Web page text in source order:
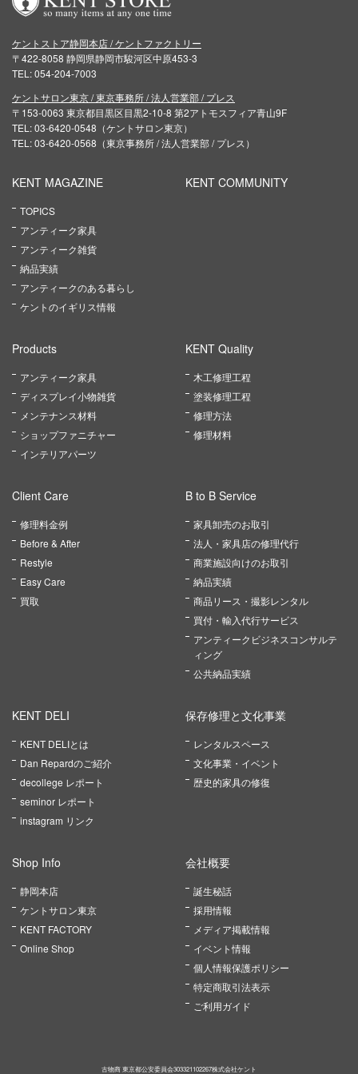
ケントストア静岡本店 / ケントファクトリー
〒422-8058 静岡県静岡市駿河区中原453-3
TEL: 054-204-7003
ケントサロン東京 / 東京事務所 / 法人営業部 / プレス
〒153-0063 東京都目黒区目黒2-10-8 第2アトモスフィア青山9F
TEL: 03-6420-0548（ケントサロン東京）
TEL: 03-6420-0568（東京事務所 / 法人営業部 / プレス）
KENT MAGAZINE
TOPICS
アンティーク家具
アンティーク雑貨
納品実績
アンティークのある暮らし
ケントのイギリス情報
KENT COMMUNITY
Products
アンティーク家具
ディスプレイ小物雑貨
メンテナンス材料
ショップファニチャー
インテリアパーツ
KENT Quality
木工修理工程
塗装修理工程
修理方法
修理材料
Client Care
修理料金例
Before & After
Restyle
Easy Care
買取
B to B Service
家具卸売のお取引
法人・家具店の修理代行
商業施設向けのお取引
納品実績
商品リース・撮影レンタル
買付・輸入代行サービス
アンティークビジネスコンサルテ
ィング
公共納品実績
KENT DELI
KENT DELIとは
Dan Repardのご紹介
decollege レポート
seminor レポート
instagram リンク
保存修理と文化事業
レンタルスペース
文化事業・イベント
歴史的家具の修復
Shop Info
静岡本店
ケントサロン東京
KENT FACTORY
Online Shop
会社概要
誕生秘話
採用情報
メディア掲載情報
イベント情報
個人情報保護ポリシー
特定商取引法表示
ご利用ガイド
古物商 東京都公安委員会303321102267株式会社ケント